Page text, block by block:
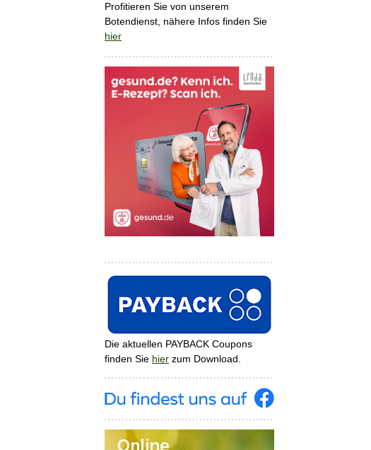
Profitieren Sie von unserem
Botendienst, nähere Infos finden Sie
hier
Die aktuellen PAYBACK Coupons
finden Sie hier zum Download.